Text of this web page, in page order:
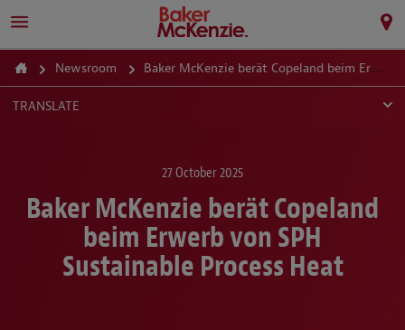
Newsroom Baker McKenzie berät Copeland beim Erwerb von SPH Sustainable Process Heat
TRANSLATE
27 October 2025
Baker McKenzie berät Copeland
beim Erwerb von SPH
Sustainable Process Heat